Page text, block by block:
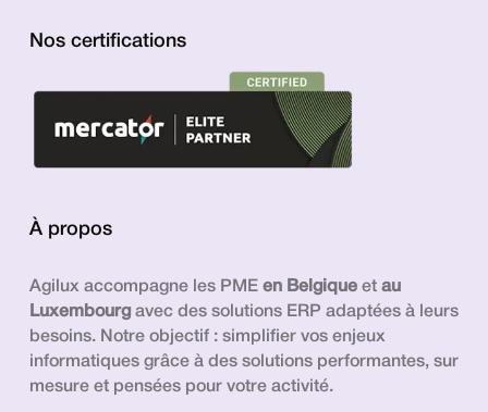
Nos certifications
À propos
Agilux accompagne les PME en Belgiqueet au
Luxembourgavec des solutions ERP adaptées à leurs
besoins. Notre objectif : simplifier vos enjeux
informatiques grâce à des solutions performantes, sur
mesure et pensées pour votre activité.